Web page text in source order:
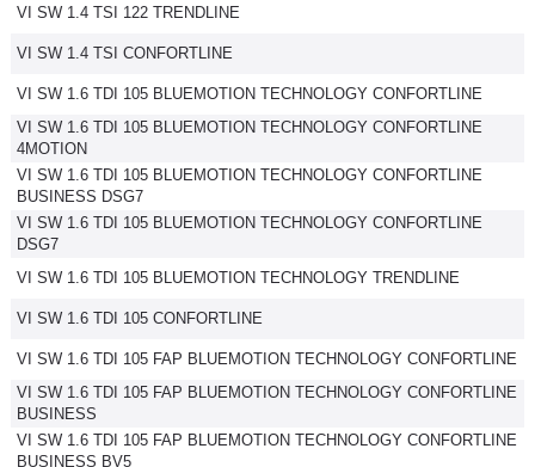
Services
Forum
Moto
Marques
VI SW 1.4 TSI 122 TRENDLINE
VI SW 1.4 TSI CONFORTLINE
VI SW 1.6 TDI 105 BLUEMOTION TECHNOLOGY CONFORTLINE
VI SW 1.6 TDI 105 BLUEMOTION TECHNOLOGY CONFORTLINE
4MOTION
VI SW 1.6 TDI 105 BLUEMOTION TECHNOLOGY CONFORTLINE
BUSINESS DSG7
VI SW 1.6 TDI 105 BLUEMOTION TECHNOLOGY CONFORTLINE
DSG7
VI SW 1.6 TDI 105 BLUEMOTION TECHNOLOGY TRENDLINE
VI SW 1.6 TDI 105 CONFORTLINE
VI SW 1.6 TDI 105 FAP BLUEMOTION TECHNOLOGY CONFORTLINE
VI SW 1.6 TDI 105 FAP BLUEMOTION TECHNOLOGY CONFORTLINE
BUSINESS
VI SW 1.6 TDI 105 FAP BLUEMOTION TECHNOLOGY CONFORTLINE
BUSINESS BV5